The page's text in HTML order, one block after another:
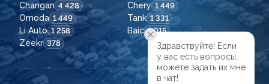
Changan 4 428 Chery 1 449
Omoda 1 449 Tank 1 331
Li Auto 1 258 Baic 1 015
Zeekr 378
Здравствуйте! Если
у вас есть вопросы,
можете задать их мне
в чат!